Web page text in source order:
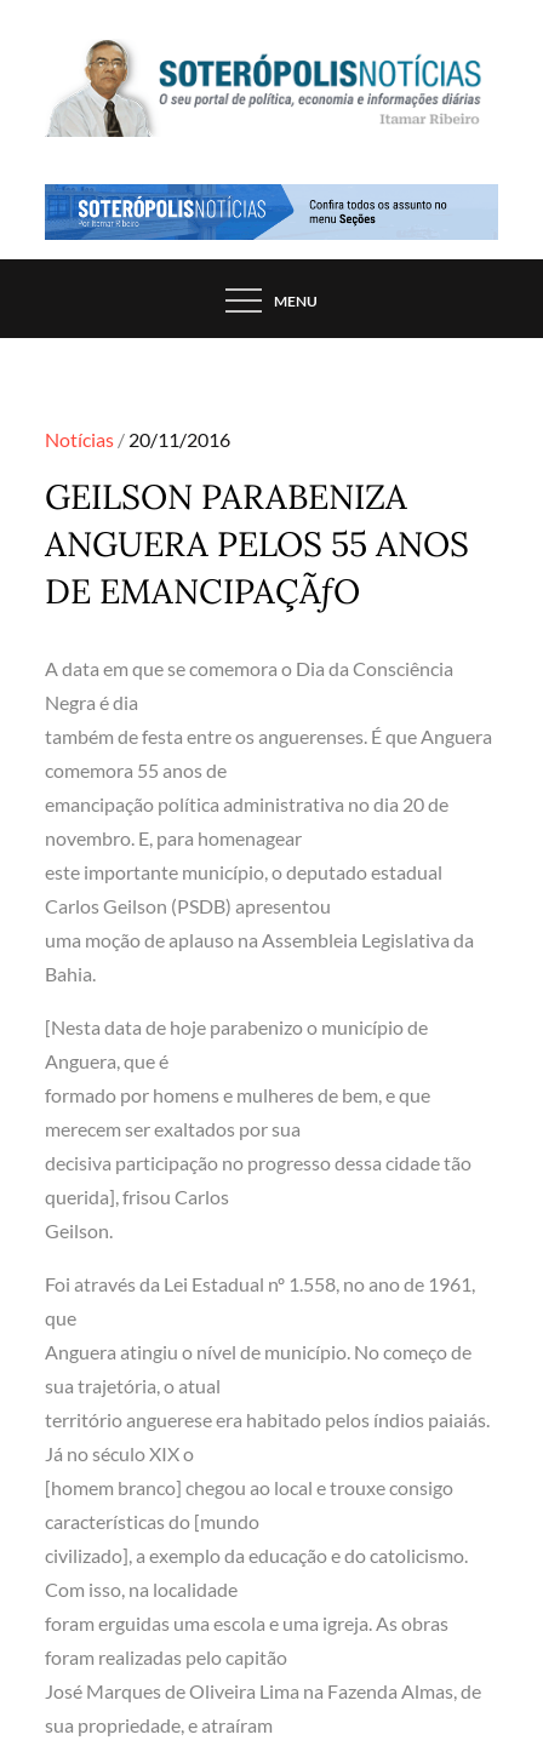
SOTERÓPOLIS NOTÍCIAS
PORTAL DE NOTÍCIAS DE SALVADOR E
MENU
Notícias Posted
20/11/2016
GEILSON PARABENIZA
ANGUERA PELOS 55 ANOS
DE EMANCIPAÇÃƒO
A data em que se comemora o Dia da Consciência
Negra é dia
também de festa entre os anguerenses. É que Anguera
comemora 55 anos de
emancipação política administrativa no dia 20 de
novembro. E, para homenagear
este importante município, o deputado estadual
Carlos Geilson (PSDB) apresentou
uma moção de aplauso na Assembleia Legislativa da
Bahia.
[Nesta data de hoje parabenizo o município de
Anguera, que é
formado por homens e mulheres de bem, e que
merecem ser exaltados por sua
decisiva participação no progresso dessa cidade tão
querida], frisou Carlos
Geilson.
Foi através da Lei Estadual nº 1.558, no ano de 1961,
que
Anguera atingiu o nível de município. No começo de
sua trajetória, o atual
território anguerese era habitado pelos índios paiaiás.
Já no século XIX o
[homem branco] chegou ao local e trouxe consigo
características do [mundo
civilizado], a exemplo da educação e do catolicismo.
Com isso, na localidade
foram erguidas uma escola e uma igreja. As obras
foram realizadas pelo capitão
José Marques de Oliveira Lima na Fazenda Almas, de
sua propriedade, e atraíram